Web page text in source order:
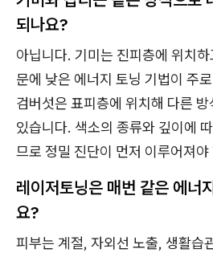
되나요?
아닙니다. 기미는 진피층에 위치
문에 낮은 에너지 토닝 기법이 주
검버섯은 표피층에 위치해 다른
있습니다. 색소의 종류와 깊이에
므로 정밀 진단이 먼저 이루어져야
레이저토닝은 매번 같은 에너
요?
피부는 계절, 자외선 노출, 생활습